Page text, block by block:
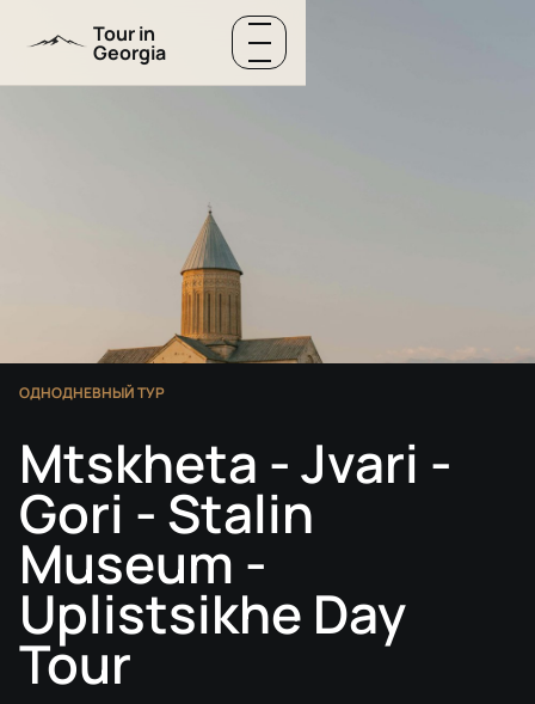
Tour in
Georgia Меню
ОДНОДНЕВНЫЙ ТУР
Mtskheta - Jvari -
Gori - Stalin
Museum -
Uplistsikhe Day
Tour